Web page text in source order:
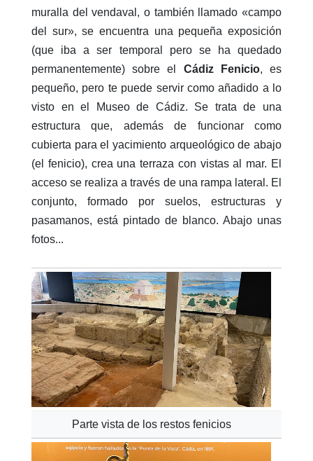
muralla del vendaval, o también llamado «campo
del sur», se encuentra una pequeña exposición
(que iba a ser temporal pero se ha quedado
permanentemente) sobre el Cádiz Fenicio, es
pequeño, pero te puede servir como añadido a lo
visto en el Museo de Cádiz. Se trata de una
estructura que, además de funcionar como
cubierta para el yacimiento arqueológico de abajo
(el fenicio), crea una terraza con vistas al mar. El
acceso se realiza a través de una rampa lateral. El
conjunto, formado por suelos, estructuras y
pasamanos, está pintado de blanco. Abajo unas
fotos...
Parte vista de los restos fenicios